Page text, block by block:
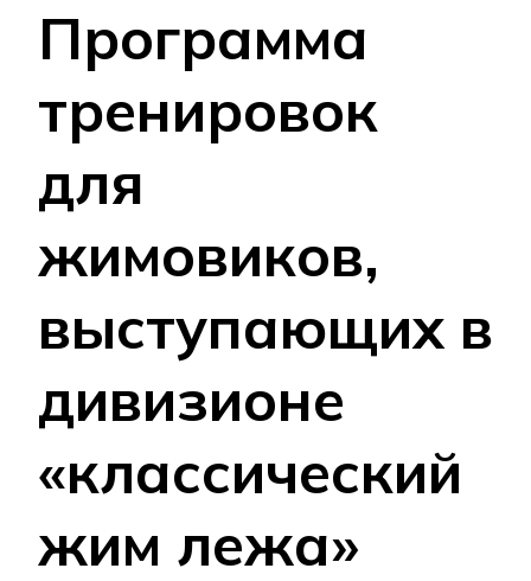
Программа
тренировок
для
жимовиков,
выступающих в
дивизионе
«классический
жим лежа»